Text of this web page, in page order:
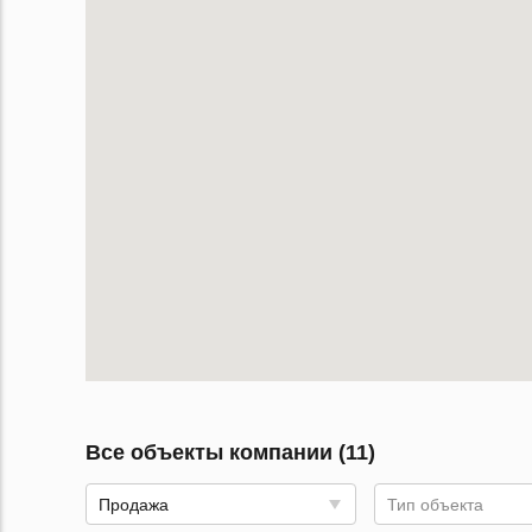
Все объекты компании (11)
Продажа Тип объекта